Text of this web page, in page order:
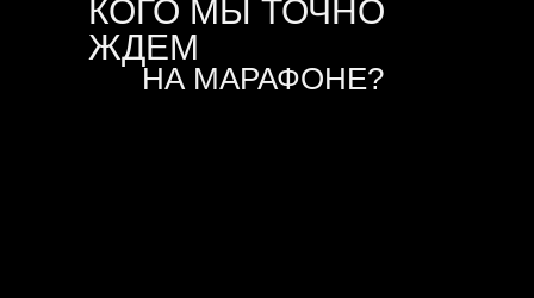
КОГО МЫ ТОЧНО
ЖДЕМ
НА МАРАФОНЕ?